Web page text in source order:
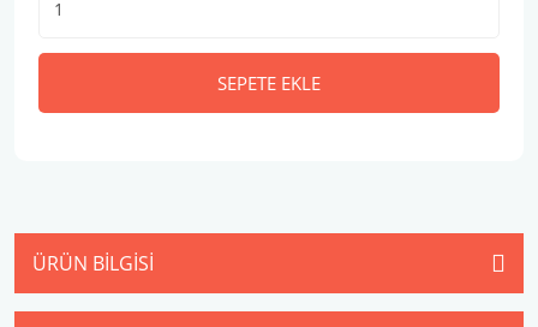
SEPETE EKLE
ÜRÜN BILGISI